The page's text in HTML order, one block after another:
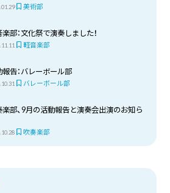
美術部
部：文化祭で演奏しました！
軽音楽部
報告：バレーボール部
バレーボール部
楽部、9月の活動報告と演奏会出演のお知ら
吹奏楽部